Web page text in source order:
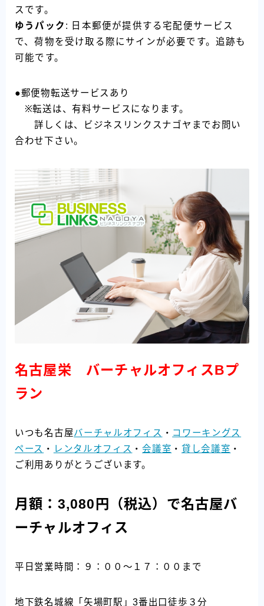
スです。
ゆうパック : 日本郵便が提供する宅配便サービス
で、荷物を受け取る際にサインが必要です。追跡も
可能です。
●郵便物転送サービスあり
※転送は、有料サービスになります。
詳しくは、ビジネスリンクスナゴヤまでお問い
合わせ下さい。
名古屋栄 バーチャルオフィスBプ
ラン
いつも名古屋バーチャルオフィス ・ コワーキングス
ペース ・ レンタルオフィス ・会議室 ・ 貸し会議室 ・
ご利用ありがとうございます。
月額：3,080円（税込）で名古屋バ
ーチャルオフィス
平日営業時間：９：００～１７：００まで
地下鉄名城線「矢場町駅」3番出口徒歩３分